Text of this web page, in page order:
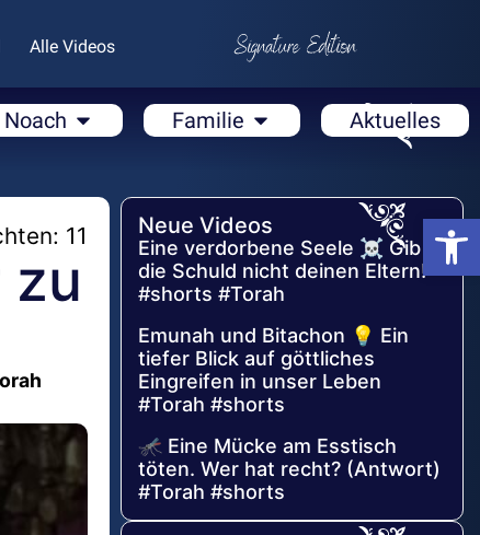
Alle Videos
Familie Aktuelles
11 Neue Videos
Eine verdorbene Seele ☠️ Gib
die Schuld nicht deinen Eltern!
#shorts #Torah
Emunah und Bitachon 💡 Ein
tiefer Blick auf göttliches
Eingreifen in unser Leben
#Torah #shorts
🦟 Eine Mücke am Esstisch
töten. Wer hat recht? (Antwort)
#Torah #shorts